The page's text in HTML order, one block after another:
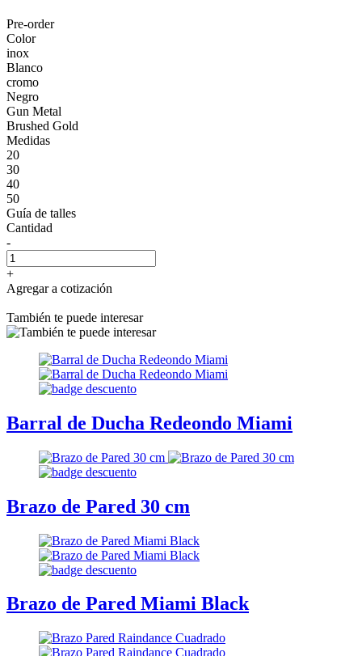
Pre-order
Color
inox
Blanco
cromo
Negro
Gun Metal
Brushed Gold
Medidas
20
30
40
50
Guía de talles
Cantidad
-
+
Agregar a cotización
También te puede interesar
Barral de Ducha Redeondo Miami
Brazo de Pared 30 cm
Brazo de Pared Miami Black